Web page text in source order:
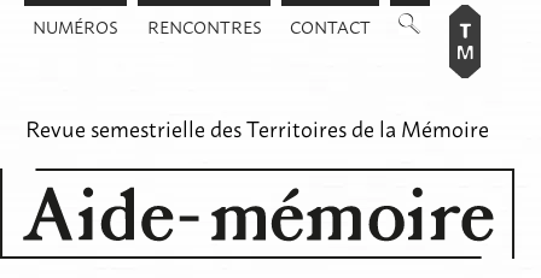
AllerNUMÉROS RENCONTRES CONTACT
Revue semestrielle desTerritoires de la Mémoire